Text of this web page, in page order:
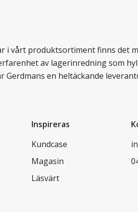
vårt produktsortiment finns det
av lagerinredning som
en heltäckande
Inspireras
Kundcase
Magasin
Läsvärt